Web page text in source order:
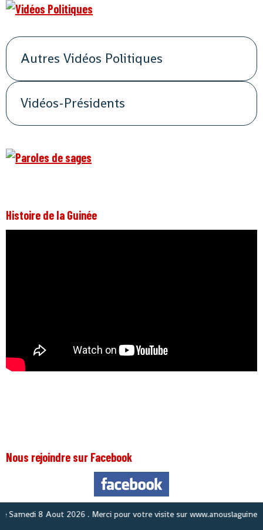
Autres Vidéos Politiques
Vidéos-Présidents
Histoire de la Guinée
Nous rejoindre sur Facebook